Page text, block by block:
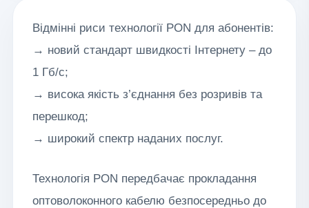
Відмінні риси технології PON для абонентів:
→ новий стандарт швидкості Інтернету – до
1 Гб/с;
→ висока якість з’єднання без розривів та
перешкод;
→ широкий спектр наданих послуг.
Технологія PON передбачає прокладання
оптоволоконного кабелю безпосередньо до